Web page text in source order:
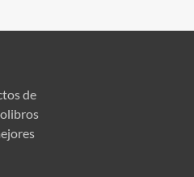
de